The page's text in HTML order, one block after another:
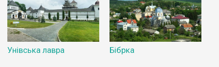
Унівська лавра Бібрка